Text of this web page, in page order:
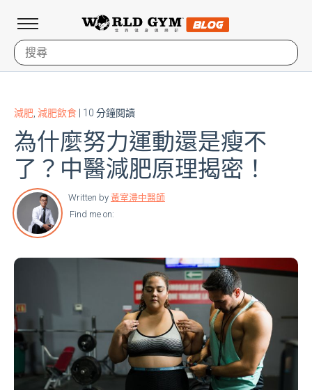
減肥 減肥飲食 | 10 分鐘閱讀
為什麼努力運動還是瘦不
了？中醫減肥原理揭密！
Written by 黃室澧中醫師
Find me on: